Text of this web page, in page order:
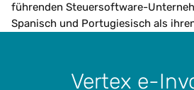
führenden Steuersoftware-
Spanisch und Portugiesisch als
Vertex e-